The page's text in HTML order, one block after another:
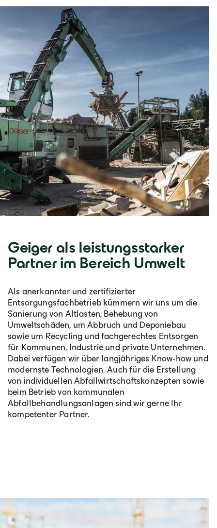
Geiger als leistungsstarker
Partner im Bereich Umwelt
Als anerkannter und zertifizierter
Entsorgungsfachbetrieb kümmern wir uns um die
Sanierung von Altlasten, Behebung von
Umweltschäden, um Abbruch und Deponiebau
sowie um Recycling und fachgerechtes Entsorgen
für Kommunen, Industrie und private Unternehmen.
Dabei verfügen wir über langjähriges Know-how und
modernste Technologien. Auch für die Erstellung
von individuellen Abfallwirtschaftskonzepten sowie
beim Betrieb von kommunalen
Abfallbehandlungsanlagen sind wir gerne Ihr
kompetenter Partner.